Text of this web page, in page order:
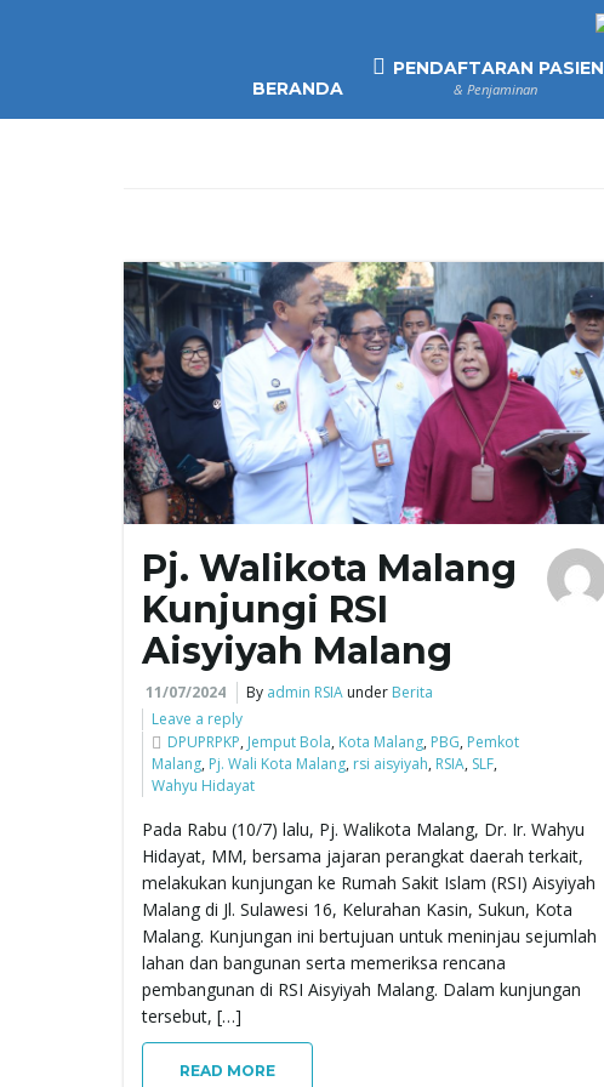
BERANDA
PENDAFTARAN PASIEN
& Penjaminan
Pj. Walikota Malang
Kunjungi RSI
Aisyiyah Malang
11/07/2024 By admin RSIA under Berita
Leave a reply
DPUPRPKP, Jemput Bola, Kota Malang, PBG, Pemkot
Malang, Pj. Wali Kota Malang, rsi aisyiyah, RSIA, SLF,
Wahyu Hidayat
Pada Rabu (10/7) lalu, Pj. Walikota Malang, Dr. Ir. Wahyu
Hidayat, MM, bersama jajaran perangkat daerah terkait,
melakukan kunjungan ke Rumah Sakit Islam (RSI) Aisyiyah
Malang di Jl. Sulawesi 16, Kelurahan Kasin, Sukun, Kota
Malang. Kunjungan ini bertujuan untuk meninjau sejumlah
lahan dan bangunan serta memeriksa rencana
pembangunan di RSI Aisyiyah Malang. Dalam kunjungan
tersebut, […]
READ MORE